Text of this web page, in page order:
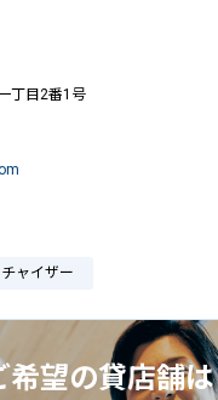
丁目2番1号
ャイザー
希望の貸店舗は